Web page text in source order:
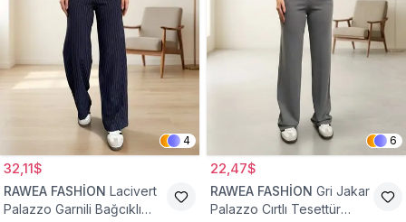
4
32,11$
RAWEA FASHİON Lacivert
Palazzo Garnili Bağcıklı
6
22,47$
RAWEA FASHİON Gri Jakar
Palazzo Cırtlı Tesettür